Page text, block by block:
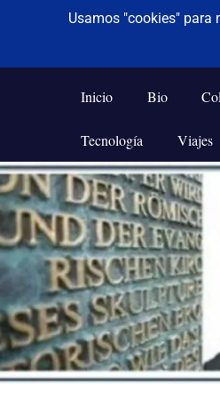
Saltar
al
contenido
De todo un
Frases,
Humor,
Tecnología
y
Viajes
Inicio Bio
Tecnología Viajes